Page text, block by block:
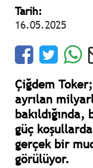
Tarih:
16.05.2025
Çiğdem
ayrılan
güç
gerçek bir
görülüyor.